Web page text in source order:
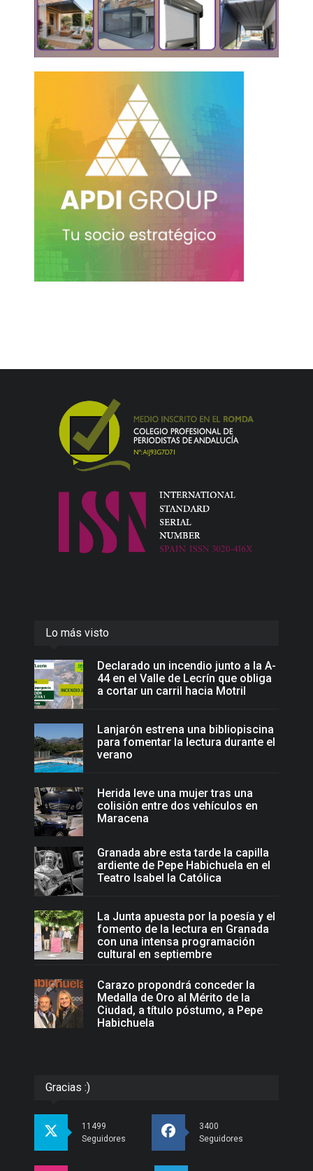
Lo más visto
Declarado un incendio junto a la A-
44 en el Valle de Lecrín que obliga
a cortar un carril hacia Motril
Lanjarón estrena una bibliopiscina
para fomentar la lectura durante el
verano
Herida leve una mujer tras una
colisión entre dos vehículos en
Maracena
Granada abre esta tarde la capilla
ardiente de Pepe Habichuela en el
Teatro Isabel la Católica
La Junta apuesta por la poesía y el
fomento de la lectura en Granada
con una intensa programación
cultural en septiembre
Carazo propondrá conceder la
Medalla de Oro al Mérito de la
Ciudad, a título póstumo, a Pepe
Habichuela
Gracias :)
11499
Seguidores
3400
Seguidores